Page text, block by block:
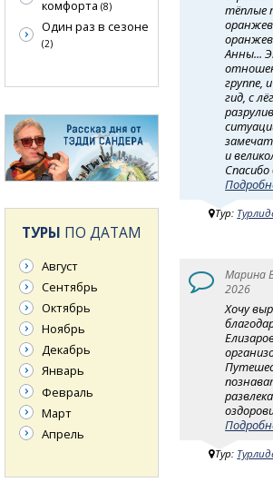
тёплые
Анны...
группе,
гид, с
и
Тур:
Марина
2026
Хочу
Тур:
комфорта (8)
Один раз в сезоне
(2)
ТУРЫ ПО ДАТАМ
Август
Сентябрь
Октябрь
Ноябрь
Декабрь
Январь
Февраль
Март
Апрель